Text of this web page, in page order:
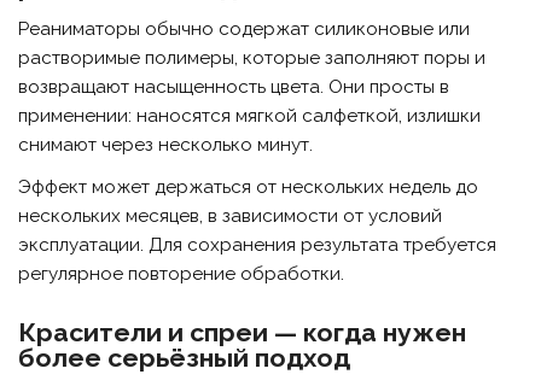
Реаниматоры обычно содержат силиконовые или
растворимые полимеры, которые заполняют поры и
возвращают насыщенность цвета. Они просты в
применении: наносятся мягкой салфеткой, излишки
снимают через несколько минут.
Эффект может держаться от нескольких недель до
нескольких месяцев, в зависимости от условий
эксплуатации. Для сохранения результата требуется
регулярное повторение обработки.
Красители и спреи — когда нужен
более серьёзный подход